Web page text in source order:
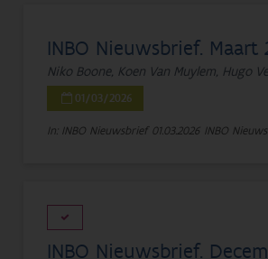
INBO Nieuwsbrief. Maart
Niko Boone, Koen Van Muylem, Hugo
01/03/2026
In: INBO Nieuwsbrief 01.03.2026 INBO
INBO Nieuwsbrief.